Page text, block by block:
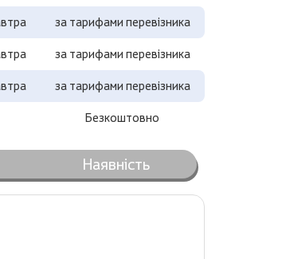
за тарифами перевізника
за тарифами перевізника
за тарифами перевізника
Безкоштовно
Наявність